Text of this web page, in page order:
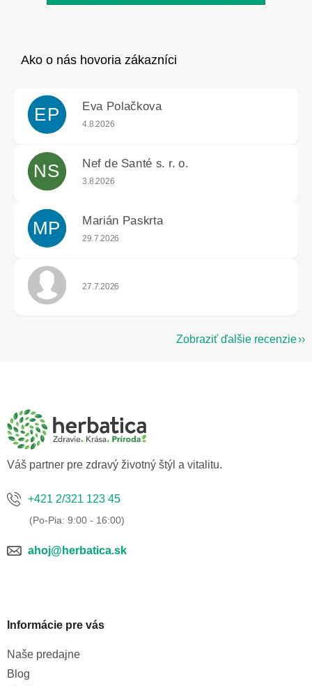
EP Eva Polačkova
Hodnotenie obchodu je 5 z 5 hviezdičiek.
4.8.2026
NS Nef de Santé s. r. o.
Hodnotenie obchodu je 5 z 5 hviezdičiek.
3.8.2026
MP Marián Paskrta
Hodnotenie obchodu je 5 z 5 hviezdičiek.
29.7.2026
Hodnotenie obchodu je 5 z 5 hviezdičiek.
27.7.2026
Zobraziť ďalšie recenzie
Váš partner pre zdravý životný štýl a vitalitu.
+421 2/321 123 45
ahoj@herbatica.sk
Informácie pre vás
Naše predajne
Blog